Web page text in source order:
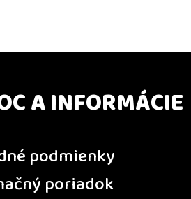
A INFORMÁCIE
podmienky
poriadok